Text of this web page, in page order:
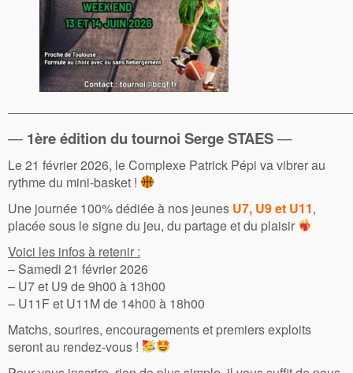
— 1ère édition du tournoi Serge STAES—
Le 21 février 2026, le Complexe Patrick Pépi va vibrer au
rythme du mini-basket !
Une journée 100% dédiée à nos jeunes U7, U9 et U11,
placée sous le signe du jeu, du partage et du plaisir
Voici les infos à retenir :
– Samedi 21 février 2026
– U7 et U9 de 9h00 à 13h00
– U11F et U11M de 14h00 à 18h00
Matchs, sourires, encouragements et premiers exploits
seront au rendez-vous !